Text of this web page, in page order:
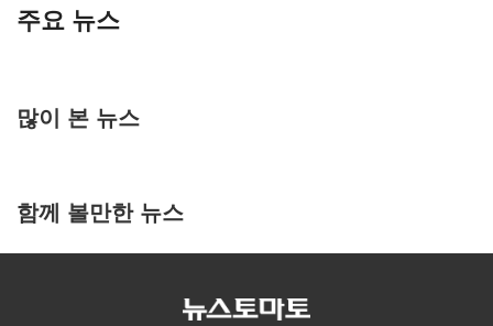
주요 뉴스
많이 본 뉴스
함께 볼만한 뉴스